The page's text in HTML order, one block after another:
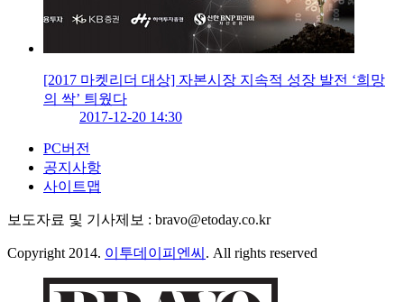
[2017 마켓리더 대상] 자본시장 지속적 성장 발전 ‘희망
의 싹’ 틔웠다
2017-12-20 14:30
PC버전
공지사항
사이트맵
보도자료 및 기사제보 : bravo@etoday.co.kr
Copyright 2014. 이투데이피엔씨 . All rights reserved